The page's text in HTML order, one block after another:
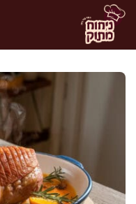
לדלג
לתוכן